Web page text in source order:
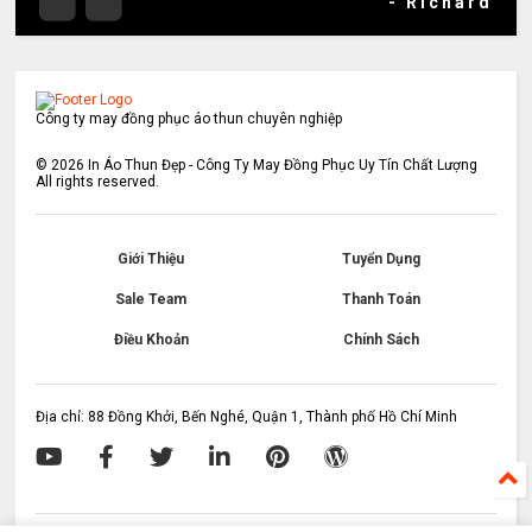
Công ty may đồng phục áo thun chuyên nghiệp
© 2026 In Áo Thun Đẹp - Công Ty May Đồng Phục Uy Tín Chất Lượng
All rights reserved.
Giới Thiệu Tuyển Dụng
Sale Team Thanh Toán
Điều Khoản Chính Sách
Địa chỉ: 88 Đồng Khởi, Bến Nghé, Quận 1, Thành phố Hồ Chí Minh